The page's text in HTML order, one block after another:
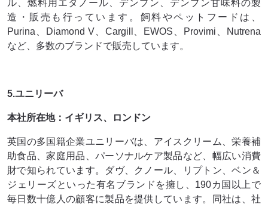
ル、燃料用エタノール、デンプン、デンプン甘味料の製
造・販売も行っています。飼料やペットフードは、
Purina、Diamond V、Cargill、EWOS、Provimi、Nutrena
など、多数のブランドで販売しています。
5.ユニリーバ
本社所在地：イギリス、ロンドン
英国の多国籍企業ユニリーバは、アイスクリーム、栄養補
助食品、家庭用品、パーソナルケア製品など、幅広い消費
財で知られています。ダヴ、クノール、リプトン、ベン＆
ジェリーズといった有名ブランドを擁し、190カ国以上で
毎日数十億人の顧客に製品を提供しています。同社は、社